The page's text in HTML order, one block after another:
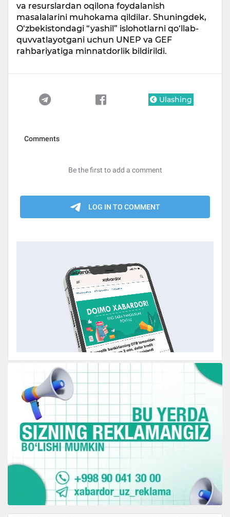
va resurslardan oqilona foydalanish
masalalarini muhokama qildilar. Shuningdek,
O‘zbekistondagi “yashil” islohotlarni qo‘llab-
quvvatlayotgani uchun UNEP va GEF
rahbariyatiga minnatdorlik bildirildi.
Ulashing